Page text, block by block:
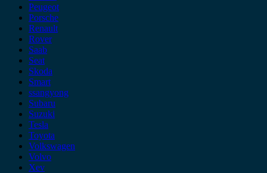
Peugeot
Porsche
Renault
Rover
Saab
Seat
Skoda
Smart
ssangyong
Subaru
Suzuki
Tesla
Toyota
Volkswagen
Volvo
Xev